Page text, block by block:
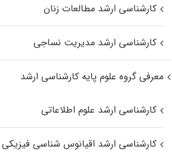
کارشناسی ارشد مطالعات زنان
کارشناسی ارشد مدیریت نساجی
معرفی گروه علوم پایه کارشناسی ارشد
کارشناسی ارشد علوم اطلاعاتی
کارشناسی ارشد اقیانوس‌ شناسی فیزیکی